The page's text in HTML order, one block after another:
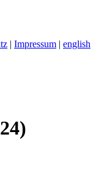
| Impressum | english